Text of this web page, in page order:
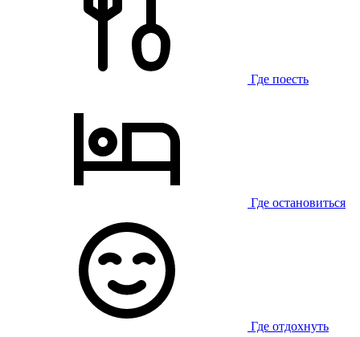
Где поесть
Где остановиться
Где отдохнуть